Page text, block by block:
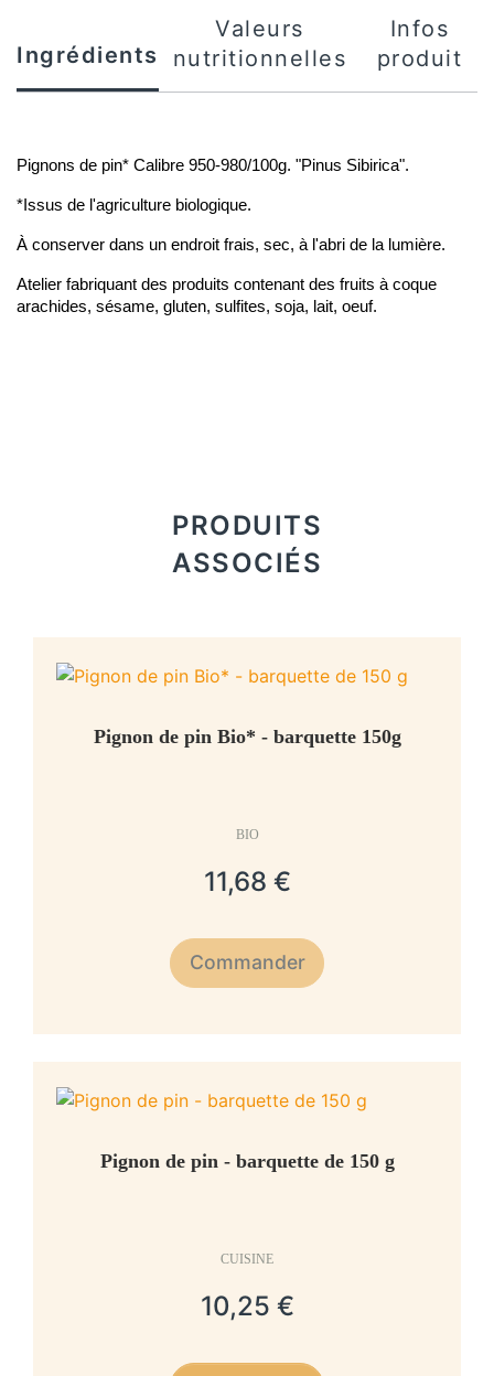
Ingrédients
Valeurs
nutritionnelles
Infos
produit
Pignons de pin* Calibre 950-980/100g. "Pinus Sibirica".
*Issus de l'agriculture biologique.
À conserver dans un endroit frais, sec, à l'abri de la lumière.
Atelier fabriquant des produits contenant des fruits à coque
arachides, sésame, gluten, sulfites, soja, lait, oeuf.
PRODUITS
ASSOCIÉS
Pignon de pin Bio* - barquette 150g
BIO
11,68 €
Commander
Pignon de pin - barquette de 150 g
CUISINE
10,25 €